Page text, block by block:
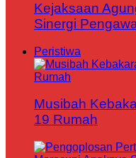
Kejaksaan
Sinergi
Peristiwa
Musibah
19 Rumah